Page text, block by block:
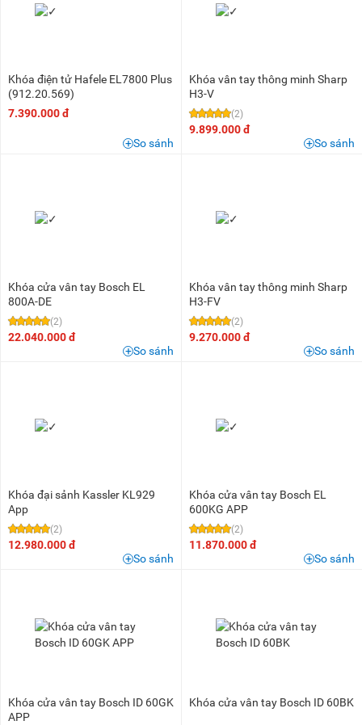
Khóa điện tử Hafele EL7800 Plus
(912.20.569)
7.390.000 đ
So sánh
Khóa vân tay thông minh Sharp
H3-V
(2)
9.899.000 đ
So sánh
Khóa cửa vân tay Bosch EL
800A-DE
(2)
22.040.000 đ
So sánh
Khóa vân tay thông minh Sharp
H3-FV
(2)
9.270.000 đ
So sánh
Khóa đại sảnh Kassler KL929
App
(2)
12.980.000 đ
So sánh
Khóa cửa vân tay Bosch EL
600KG APP
(2)
11.870.000 đ
So sánh
Khóa cửa vân tay Bosch ID 60GK
APP
Khóa cửa vân tay Bosch ID 60BK